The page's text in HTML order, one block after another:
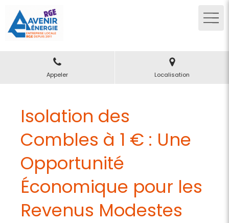
Appeler Localisation
Isolation des
Combles à 1 € : Une
Opportunité
Économique pour les
Revenus Modestes